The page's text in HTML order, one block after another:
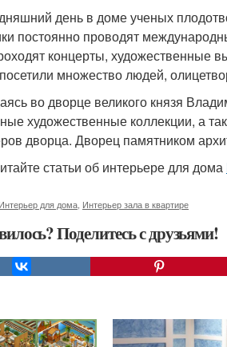
день в доме ученых
постоянно проводят
концерты, художественные
множество людей,
во дворце великого князя
художественные коллекции, а
дворца. Дворец памятником
статьи об интерьере для дома
Интерьер для дома Интерьер зала в квартире
Поделитесь с друзьями!